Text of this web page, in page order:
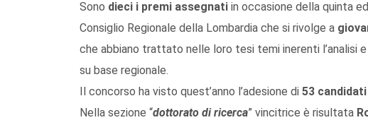
Sono dieci i premi assegnati in occasione della quinta
Consiglio Regionale della Lombardia che si rivolge a
che abbiano trattato nelle loro tesi temi inerenti l’analisi
su base regionale.
Il concorso ha visto quest’anno l’adesione di 53 candidati
Nella sezione “dottorato di ricerca” vincitrice è risultata